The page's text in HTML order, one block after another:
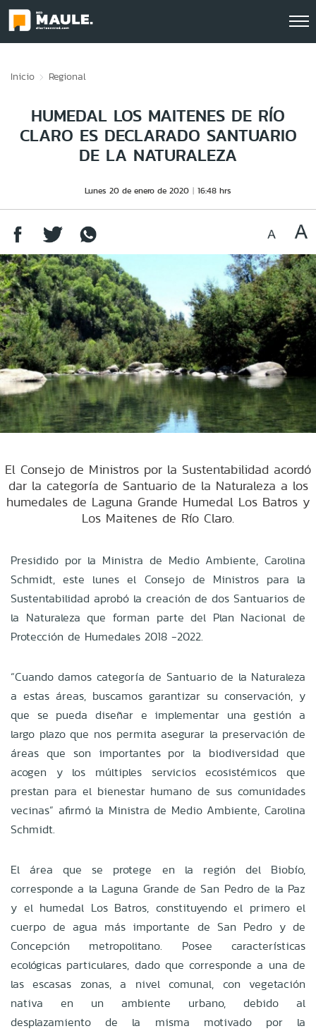
Inicio Regional
HUMEDAL LOS MAITENES DE RÍO
CLARO ES DECLARADO SANTUARIO
DE LA NATURALEZA
Lunes 20 de enero de 2020 16:48 hrs
El Consejo de Ministros por la Sustentabilidad acordó
dar la categoría de Santuario de la Naturaleza a los
humedales de Laguna Grande Humedal Los Batros y
Los Maitenes de Río Claro.
Presidido por la Ministra de Medio Ambiente, Carolina
Schmidt, este lunes el Consejo de Ministros para la
Sustentabilidad aprobó la creación de dos Santuarios de
la Naturaleza que forman parte del Plan Nacional de
Protección de Humedales 2018 -2022.
“Cuando damos categoría de Santuario de la Naturaleza
a estas áreas, buscamos garantizar su conservación, y
que se pueda diseñar e implementar una gestión a
largo plazo que nos permita asegurar la preservación de
áreas que son importantes por la biodiversidad que
acogen y los múltiples servicios ecosistémicos que
prestan para el bienestar humano de sus comunidades
vecinas” afirmó la Ministra de Medio Ambiente, Carolina
Schmidt.
El área que se protege en la región del Biobío,
corresponde a la Laguna Grande de San Pedro de la Paz
y el humedal Los Batros, constituyendo el primero el
cuerpo de agua más importante de San Pedro y de
Concepción metropolitano. Posee características
ecológicas particulares, dado que corresponde a una de
las escasas zonas, a nivel comunal, con vegetación
nativa en un ambiente urbano, debido al
desplazamiento de la misma motivado por la